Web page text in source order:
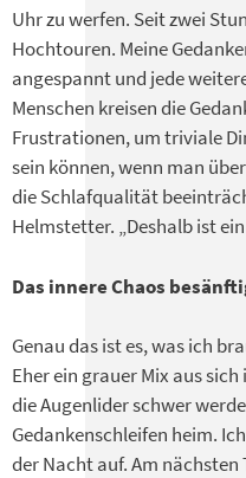
Uhr zu werfen. Seit zwei
Hochtouren. Meine
angespannt und jede
Menschen kreisen die
Frustrationen, um triviale
sein können, wenn man
die Schlafqualität
Helmstetter. „Deshalb ist
Das innere Chaos
Genau das ist es, was ich
Eher ein grauer Mix aus
die Augenlider schwer
Gedankenschleifen heim.
der Nacht auf. Am